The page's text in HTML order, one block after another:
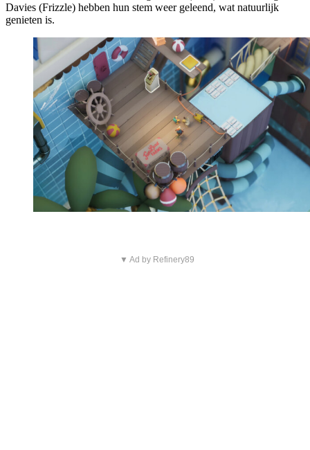
Davies (Frizzle) hebben hun stem weer geleend, wat natuurlijk
genieten is.
▼ Ad by Refinery89